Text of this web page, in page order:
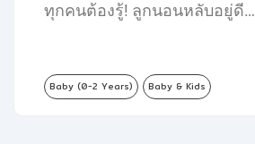
ทุกคนต้องรู้! ลูกนอนหลับอยู่ดี…
Baby (0-2 Years) Baby & Kids